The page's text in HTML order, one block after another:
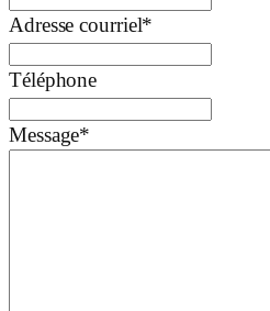
Adresse courriel*
Téléphone
Message*